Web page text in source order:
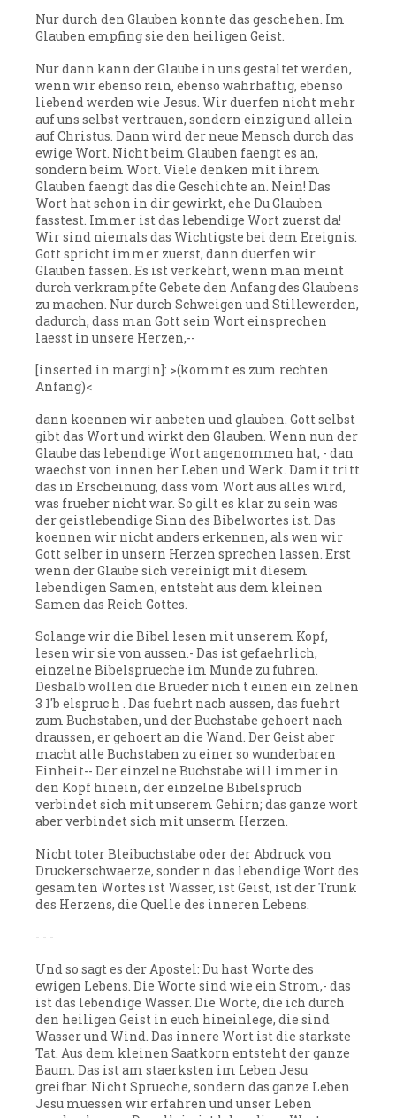
Nur durch den Glauben konnte das geschehen. Im
Glauben empfing sie den heiligen Geist.
Nur dann kann der Glaube in uns gestaltet werden,
wenn wir ebenso rein, ebenso wahrhaftig, ebenso
liebend werden wie Jesus. Wir duerfen nicht mehr
auf uns selbst vertrauen, sondern einzig und allein
auf Christus. Dann wird der neue Mensch durch das
ewige Wort. Nicht beim Glauben faengt es an,
sondern beim Wort. Viele denken mit ihrem
Glauben faengt das die Geschichte an. Nein! Das
Wort hat schon in dir gewirkt, ehe Du Glauben
fasstest. Immer ist das lebendige Wort zuerst da!
Wir sind niemals das Wichtigste bei dem Ereignis.
Gott spricht immer zuerst, dann duerfen wir
Glauben fassen. Es ist verkehrt, wenn man meint
durch verkrampfte Gebete den Anfang des Glaubens
zu machen. Nur durch Schweigen und Stillewerden,
dadurch, dass man Gott sein Wort einsprechen
laesst in unsere Herzen,--
[inserted in margin]: >(kommt es zum rechten
Anfang)<
dann koennen wir anbeten und glauben. Gott selbst
gibt das Wort und wirkt den Glauben. Wenn nun der
Glaube das lebendige Wort angenommen hat, - dan
waechst von innen her Leben und Werk. Damit tritt
das in Erscheinung, dass vom Wort aus alles wird,
was frueher nicht war. So gilt es klar zu sein was
der geistlebendige Sinn des Bibelwortes ist. Das
koennen wir nicht anders erkennen, als wen wir
Gott selber in unsern Herzen sprechen lassen. Erst
wenn der Glaube sich vereinigt mit diesem
lebendigen Samen, entsteht aus dem kleinen
Samen das Reich Gottes.
Solange wir die Bibel lesen mit unserem Kopf,
lesen wir sie von aussen.- Das ist gefaehrlich,
einzelne Bibelsprueche im Munde zu fuhren.
Deshalb wollen die Brueder nich t einen ein zelnen
3 1'b elspruc h . Das fuehrt nach aussen, das fuehrt
zum Buchstaben, und der Buchstabe gehoert nach
draussen, er gehoert an die Wand. Der Geist aber
macht alle Buchstaben zu einer so wunderbaren
Einheit-- Der einzelne Buchstabe will immer in
den Kopf hinein, der einzelne Bibelspruch
verbindet sich mit unserem Gehirn; das ganze wort
aber verbindet sich mit unserm Herzen.
Nicht toter Bleibuchstabe oder der Abdruck von
Druckerschwaerze, sonder n das lebendige Wort des
gesamten Wortes ist Wasser, ist Geist, ist der Trunk
des Herzens, die Quelle des inneren Lebens.
- - -
Und so sagt es der Apostel: Du hast Worte des
ewigen Lebens. Die Worte sind wie ein Strom,- das
ist das lebendige Wasser. Die Worte, die ich durch
den heiligen Geist in euch hineinlege, die sind
Wasser und Wind. Das innere Wort ist die starkste
Tat. Aus dem kleinen Saatkorn entsteht der ganze
Baum. Das ist am staerksten im Leben Jesu
greifbar. Nicht Sprueche, sondern das ganze Leben
Jesu muessen wir erfahren und unser Leben